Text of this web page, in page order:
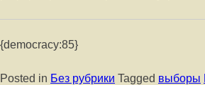
{democracy:85}
Posted in Без рубрики Tagged выборы